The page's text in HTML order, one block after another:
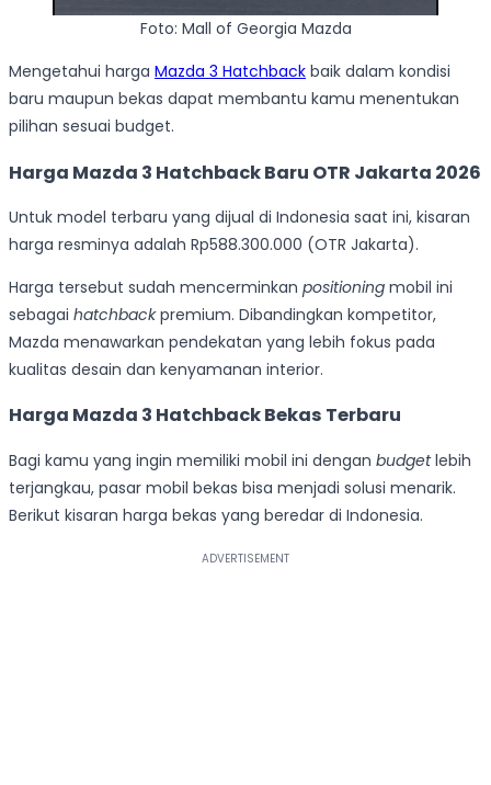
Foto: Mall of Georgia Mazda
Mengetahui harga Mazda 3 Hatchback baik dalam kondisi
baru maupun bekas dapat membantu kamu menentukan
pilihan sesuai budget.
Harga Mazda 3 Hatchback Baru OTR Jakarta 2026
Untuk model terbaru yang dijual di Indonesia saat ini, kisaran
harga resminya adalah Rp588.300.000 (OTR Jakarta).
Harga tersebut sudah mencerminkan positioning mobil ini
sebagai hatchbackpremium. Dibandingkan kompetitor,
Mazda menawarkan pendekatan yang lebih fokus pada
kualitas desain dan kenyamanan interior.
Harga Mazda 3 Hatchback Bekas Terbaru
Bagi kamu yang ingin memiliki mobil ini dengan budgetlebih
terjangkau, pasar mobil bekas bisa menjadi solusi menarik.
Berikut kisaran harga bekas yang beredar di Indonesia.